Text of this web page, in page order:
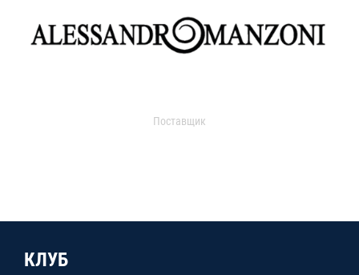
Поставщик
КЛУБ